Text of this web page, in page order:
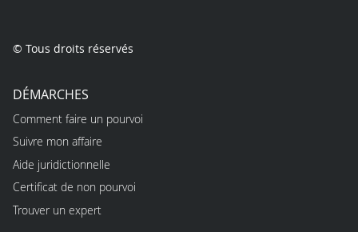
© Tous droits réservés
DÉMARCHES
Comment faire un pourvoi
Suivre mon affaire
Aide juridictionnelle
Certificat de non pourvoi
Trouver un expert